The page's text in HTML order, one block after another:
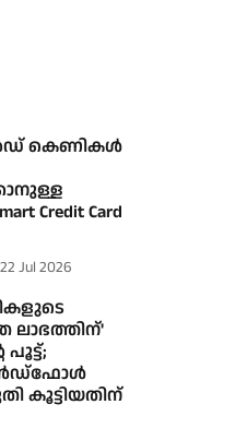
കെണികള്‍
Credit Card
22 Jul 2026
ലാഭത്തിന്'
പൂട്ട്;
കൂട്ടിയതിന്